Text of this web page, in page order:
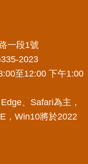
一段1號
2023
至12:00 下午1:00
、Safari為主，
，Win10將於2022